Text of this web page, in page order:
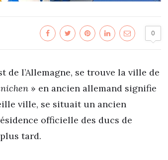
0
l’Allemagne, se trouve la ville de
» en ancien allemand signifie
ville, se situait un ancien
officielle des ducs de
tard.